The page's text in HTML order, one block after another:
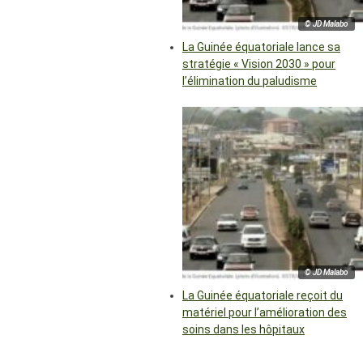
© JD Malabo
La Guinée équatoriale lance sa
stratégie « Vision 2030 » pour
l’élimination du paludisme
© JD Malabo
La Guinée équatoriale reçoit du
matériel pour l’amélioration des
soins dans les hôpitaux